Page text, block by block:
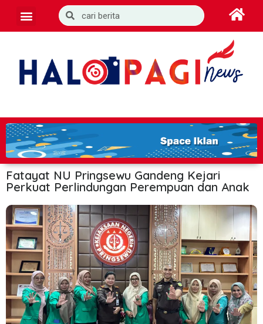
Fatayat NU Pringsewu Gandeng Kejari
Perkuat Perlindungan Perempuan dan Anak